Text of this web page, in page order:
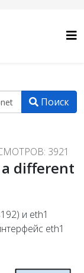
Поиск
3921
different
и eth1
eth1